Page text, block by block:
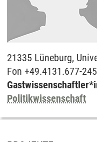
21335 Lüneburg,
Fon +49.4131.677-
Politikwissenschaft